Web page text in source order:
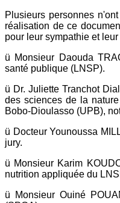
Plusieurs personnes
réalisation de ce
pour leur sympathie et
ü Monsieur Daouda
santé publique (LNSP).
ü Dr. Juliette Tranchot
des sciences de la
Bobo-Dioulasso (UPB),
ü Docteur Younoussa
jury.
ü Monsieur Karim
nutrition appliquée du
ü Monsieur Ouiné